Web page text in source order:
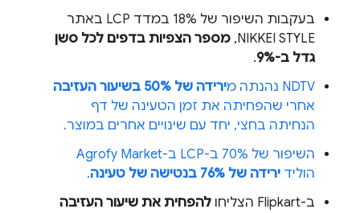
בעקבות השיפור של 18% במדד LCP באתר
NIKKEI STYLE, מספר הצפיות בדפים לכל סשן
גדל ב-9%
.
NDTV נהנתה מ
ירידה של 50% בשיעור העזיבה
אחרי שהפחיתה את זמן הטעינה של דף
הנחיתה בחצי, יחד עם שינויים אחרים במוצר.
השיפור של 70% ב-LCP ב-Agrofy Market
הוליד ירידה של 76% בנטישה של טעינה
.
ב-Flipkart הצליחו
להפחית את שיעור העזיבה